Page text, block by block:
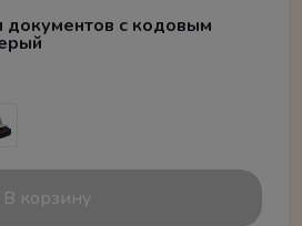
документов с кодовым
В корзину